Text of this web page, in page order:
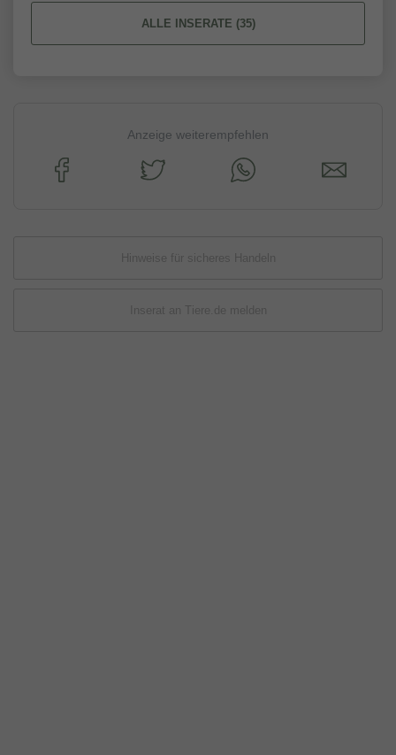
ALLE INSERATE (35)
Anzeige weiterempfehlen
Hinweise für sicheres Handeln
Inserat an Tiere.de melden